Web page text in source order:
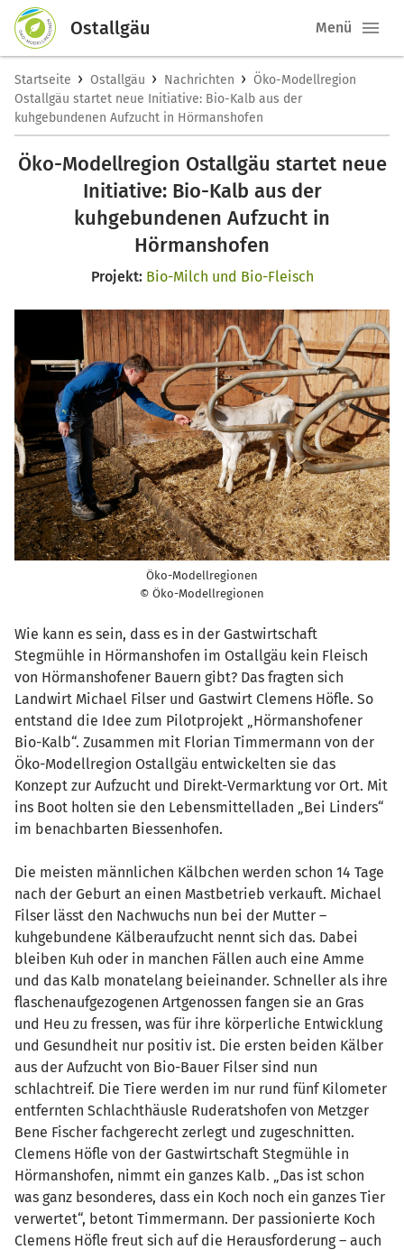
Ostallgäu Menü
Startseite › Ostallgäu › Nachrichten › Öko-Modellregion
Ostallgäu startet neue Initiative: Bio-Kalb aus der
kuhgebundenen Aufzucht in Hörmanshofen
Öko-Modellregion Ostallgäu startet neue
Initiative: Bio-Kalb aus der
kuhgebundenen Aufzucht in
Hörmanshofen
Projekt: Bio-Milch und Bio-Fleisch
Öko-Modellregionen
© Öko-Modellregionen
Wie kann es sein, dass es in der Gastwirtschaft
Stegmühle in Hörmanshofen im Ostallgäu kein Fleisch
von Hörmanshofener Bauern gibt? Das fragten sich
Landwirt Michael Filser und Gastwirt Clemens Höfle. So
entstand die Idee zum Pilotprojekt „Hörmanshofener
Bio-Kalb“. Zusammen mit Florian Timmermann von der
Öko-Modellregion Ostallgäu entwickelten sie das
Konzept zur Aufzucht und Direkt-Vermarktung vor Ort. Mit
ins Boot holten sie den Lebensmittelladen „Bei Linders“
im benachbarten Biessenhofen.
Die meisten männlichen Kälbchen werden schon 14 Tage
nach der Geburt an einen Mastbetrieb verkauft. Michael
Filser lässt den Nachwuchs nun bei der Mutter –
kuhgebundene Kälberaufzucht nennt sich das. Dabei
bleiben Kuh oder in manchen Fällen auch eine Amme
und das Kalb monatelang beieinander. Schneller als ihre
flaschenaufgezogenen Artgenossen fangen sie an Gras
und Heu zu fressen, was für ihre körperliche Entwicklung
und Gesundheit nur positiv ist. Die ersten beiden Kälber
aus der Aufzucht von Bio-Bauer Filser sind nun
schlachtreif. Die Tiere werden im nur rund fünf Kilometer
entfernten Schlachthäusle Ruderatshofen von Metzger
Bene Fischer fachgerecht zerlegt und zugeschnitten.
Clemens Höfle von der Gastwirtschaft Stegmühle in
Hörmanshofen, nimmt ein ganzes Kalb. „Das ist schon
was ganz besonderes, dass ein Koch noch ein ganzes Tier
verwertet“, betont Timmermann. Der passionierte Koch
Clemens Höfle freut sich auf die Herausforderung – auch